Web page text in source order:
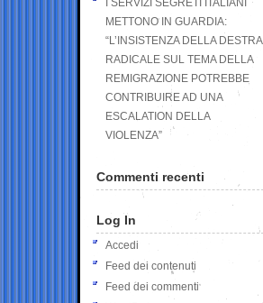
I SERVIZI SEGRETI ITALIANI
METTONO IN GUARDIA:
“L’INSISTENZA DELLA DESTRA
RADICALE SUL TEMA DELLA
REMIGRAZIONE POTREBBE
CONTRIBUIRE AD UNA
ESCALATION DELLA
VIOLENZA”
Commenti recenti
Log In
Accedi
Feed dei contenuti
Feed dei commenti